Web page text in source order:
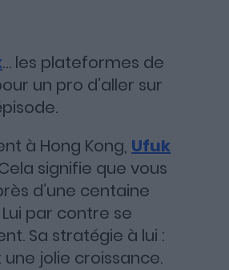
… les plateformes de
un pro d’aller sur
à Hong Kong, Ufuk
signifie que vous
d’une centaine
par contre se
Sa stratégie à lui :
jolie croissance.